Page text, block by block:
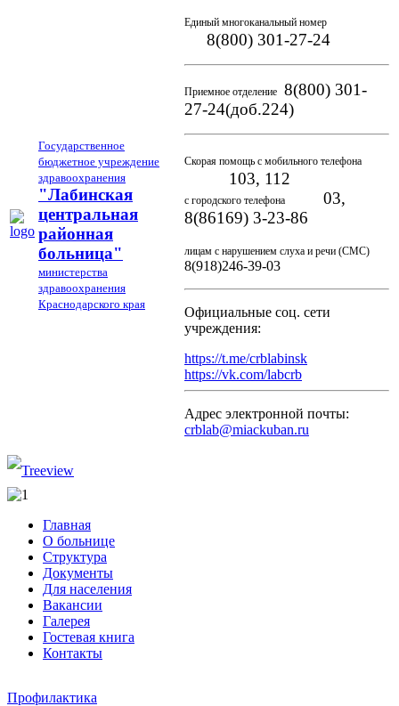
Государственное
бюджетное учреждение
здравоохранения
"Лабинская
центральная
районная
больница"
министерства
здравоохранения
Краснодарского края
Единый многоканальный номер
8(800) 301-27-24
Приемное отделение 8(800) 301-
27-24(доб.224)
Скорая помощь с мобильного телефона
103, 112
с городского телефона
03,
8(86169) 3-23-86
лицам с нарушением слуха и речи (СМС)
8(918)246-39-03
Официальные соц. сети
учреждения:
https://t.me/crblabinsk
https://vk.com/labcrb
Адрес электронной почты:
crblab@miackuban.ru
Главная
О больнице
Структура
Документы
Для населения
Вакансии
Галерея
Гостевая книга
Контакты
Профилактика